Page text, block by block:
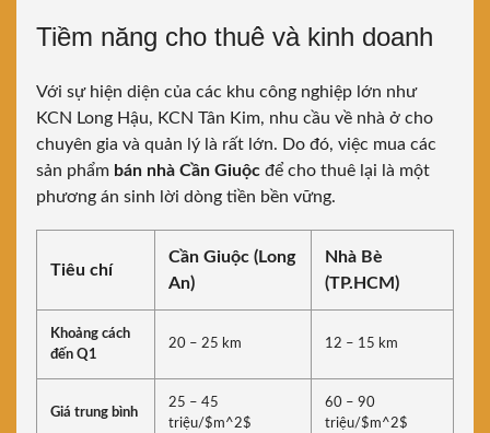
Tiềm năng cho thuê và kinh doanh
Với sự hiện diện của các khu công nghiệp lớn như
KCN Long Hậu, KCN Tân Kim, nhu cầu về nhà ở cho
chuyên gia và quản lý là rất lớn. Do đó, việc mua các
sản phẩm bán nhà Cần Giuộc để cho thuê lại là một
phương án sinh lời dòng tiền bền vững.
Tiêu chí
Cần Giuộc (Long
An)
Nhà Bè
(TP.HCM)
Khoảng cách
đến Q1
20 – 25 km 12 – 15 km
Giá trung bình
25 – 45
triệu/$m^2$
60 – 90
triệu/$m^2$